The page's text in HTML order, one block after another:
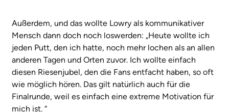
Außerdem, und das wollte Lowry als kommunikativer
Mensch dann doch noch loswerden: „Heute wollte ich
jeden Putt, den ich hatte, noch mehr lochen als an allen
anderen Tagen und Orten zuvor. Ich wollte einfach
diesen Riesenjubel, den die Fans entfacht haben, so oft
wie möglich hören. Das gilt natürlich auch für die
Finalrunde, weil es einfach eine extreme Motivation für
mich ist. “